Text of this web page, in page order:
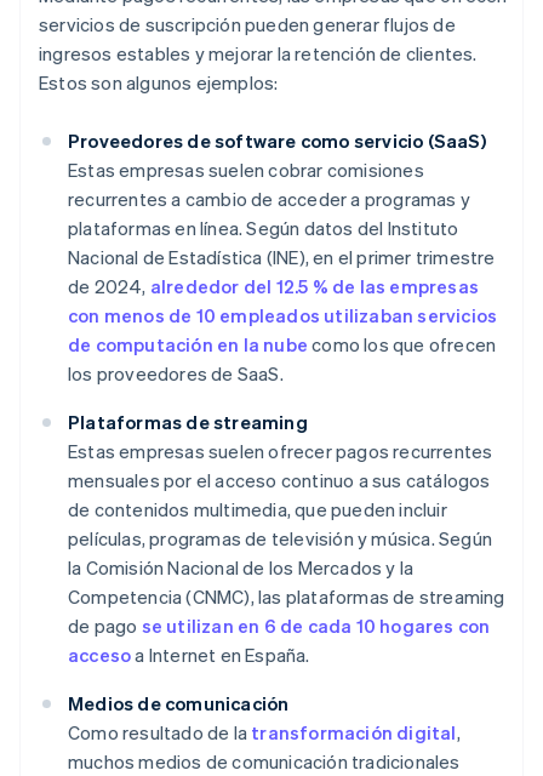
servicios de suscripción pueden generar flujos de
ingresos estables y mejorar la retención de clientes.
Estos son algunos ejemplos:
Proveedores de software como servicio (SaaS)
Estas empresas suelen cobrar comisiones
recurrentes a cambio de acceder a programas y
plataformas en línea. Según datos del Instituto
Nacional de Estadística (INE), en el primer trimestre
de 2024, alrededor del 12.5 % de las empresas
con menos de 10 empleados utilizaban servicios
de computación en la nube como los que ofrecen
los proveedores de SaaS.
Plataformas de streaming
Estas empresas suelen ofrecer pagos recurrentes
mensuales por el acceso continuo a sus catálogos
de contenidos multimedia, que pueden incluir
películas, programas de televisión y música. Según
la Comisión Nacional de los Mercados y la
Competencia (CNMC), las plataformas de streaming
de pago se utilizan en 6 de cada 10 hogares con
accesoa Internet en España.
Medios de comunicación
Como resultado de la transformación digital,
muchos medios de comunicación tradicionales